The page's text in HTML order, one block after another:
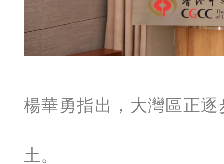
楊華勇指出，大灣區正
土。